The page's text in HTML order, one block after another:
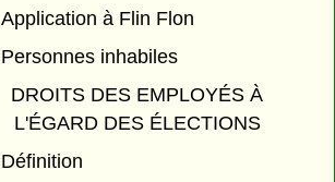
Application à Flin Flon
Personnes inhabiles
DROITS DES EMPLOYÉS À
L'ÉGARD DES ÉLECTIONS
Définition